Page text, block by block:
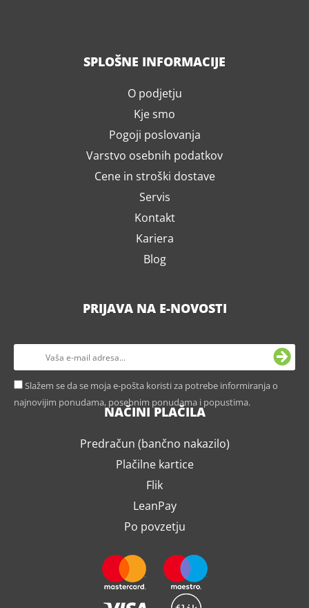
SPLOŠNE INFORMACIJE
O podjetju
Kje smo
Pogoji poslovanja
Varstvo osebnih podatkov
Cene in stroški dostave
Servis
Kontakt
Kariera
Blog
PRIJAVA NA E-NOVOSTI
Slažem se da se moja e-pošta koristi za potrebe informiranja o
najnovijim ponudama, posebnim ponudama i popustima.
NAČINI PLAČILA
Predračun (bančno nakazilo)
Plačilne kartice
Flik
LeanPay
Po povzetju